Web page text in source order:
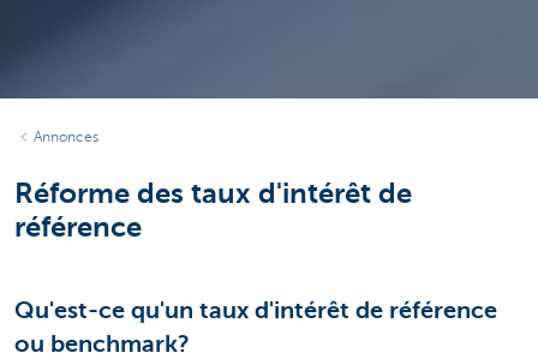
Annonces
Réforme des taux d'intérêt de
référence
Qu'est-ce qu'un taux d'intérêt de référence
ou benchmark?